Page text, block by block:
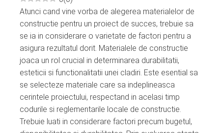
Atunci cand vine vorba de alegerea materialelor de
constructie pentru un proiect de succes, trebuie sa
se ia in considerare o varietate de factori pentru a
asigura rezultatul dorit. Materialele de constructie
joaca un rol crucial in determinarea durabilitatii,
esteticii si functionalitatii unei cladiri. Este esential sa
se selecteze materiale care sa indeplineasca
cerintele proiectului, respectand in acelasi timp
codurile si reglementarile locale de constructie.
Trebuie luati in considerare factori precum bugetul,